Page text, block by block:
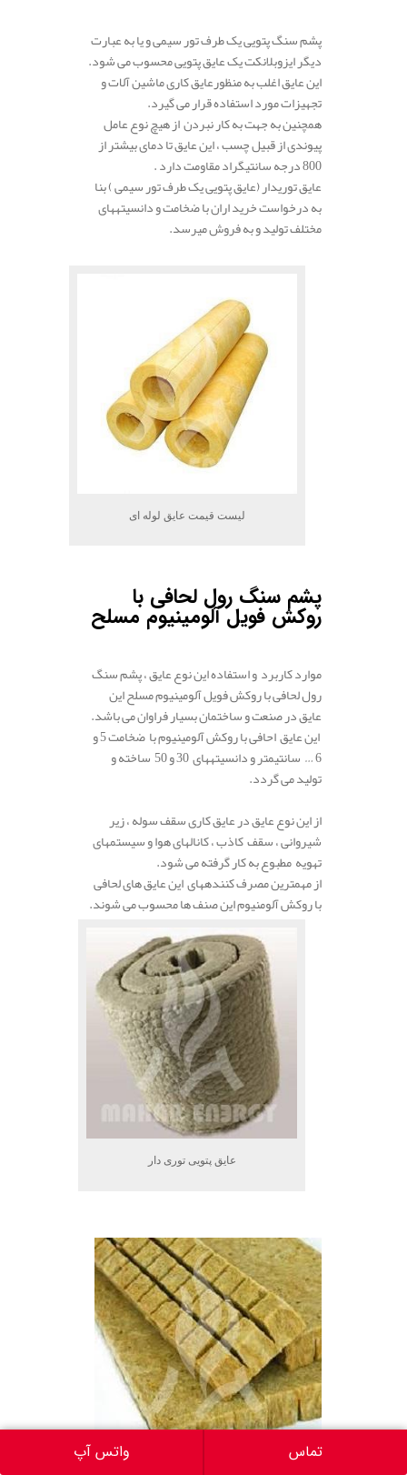
پشم سنگ پتویی یک طرف تور سیمی و یا به عبارت
دیگر ایزوبلانکت یک عایق پتویی محسوب می شود.
اینعایقاغلب به منظورعایقکاریماشینآلاتو
تجهیزات مورد استفاده قرار می گیرد.
همچنین بهجهتبه کار نبردنازهیچنوععامل
پیوندیاز قبیلچسب ،اینعایقتادمایبیشتراز
800درجهسانتیگرادمقاومتدارد.
عایقتوریدار (عایق پتویی یک طرف تور سیمی )بنا
بهدرخواستخرید ارانباضخامتودانسیتههای
مختلفتولیدو به فروش میرسد.
لیست قیمت عایق لوله ای
پشم سنگ رول لحافی با
روکش فویلآلومینیوممسلح
موارد کاربرد و استفاده این نوع عایق ، پشم سنگ
رول لحافی با روکش فویل آلومینیوم مسلحاین
عایقدرصنعتوساختمان بسیار فراوان می باشد.
اینعایق احافی با روکش آلومینیومباضخامت 5 و
6 …
سانتیمترودانسیتههای و
50 ساخته و
تولید می گردد.
از این نوع عایق در عایقکاریسقفسوله ،زیر
شیروانی ،سقفکاذب ،کانالهایهواوسیستمهای
تهویهمطبوع به کار گرفته می شود.
ازمهمترینمصرفکنندههای این عایق های لحافی
با روکش آلومنیوم این صنف ها محسوب می شوند.
عایق پتویی توری دار
تماس واتس آپ